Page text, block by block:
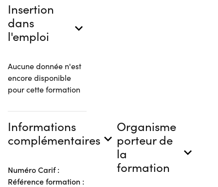
Insertion
dans
l'emploi
Aucune donnée n'est
encore disponible
pour cette formation
Informations
complémentaires
Numéro Carif :
Référence formation :
Organisme
porteur de
la
formation